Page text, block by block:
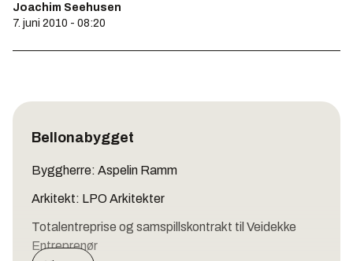
Joachim Seehusen
7. juni 2010 - 08:20
Bellonabygget
Byggherre: Aspelin Ramm
Arkitekt: LPO Arkitekter
Totalentreprise og samspillskontrakt til Veidekke
Entreprenør